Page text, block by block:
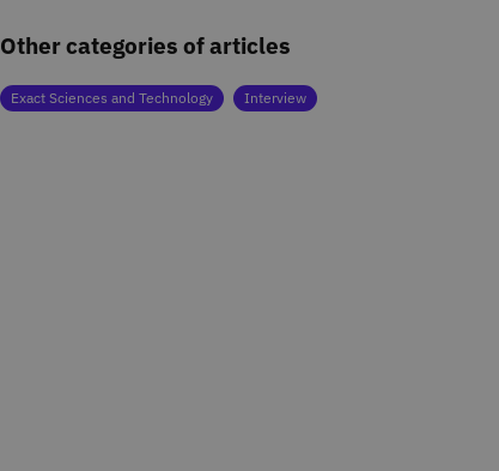
Other categories of articles
Exact Sciences and Technology Interview